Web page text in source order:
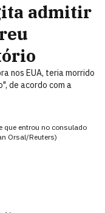
admitir
nos EUA, teria morrido
de acordo com a
que entrou no consulado
Orsal/Reuters)